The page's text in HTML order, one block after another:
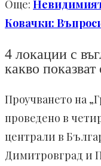
Още:
Ковачки:
4 локации с
какво
Проучването на
проведено в
централи в
Димитровград и